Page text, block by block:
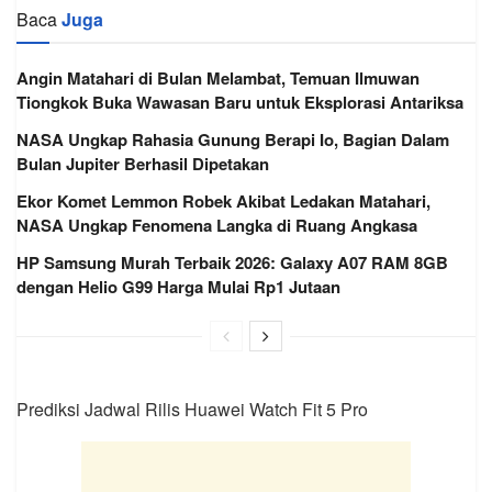
BacaJuga
Angin Matahari di Bulan Melambat, Temuan Ilmuwan
Tiongkok Buka Wawasan Baru untuk Eksplorasi Antariksa
NASA Ungkap Rahasia Gunung Berapi Io, Bagian Dalam
Bulan Jupiter Berhasil Dipetakan
Ekor Komet Lemmon Robek Akibat Ledakan Matahari,
NASA Ungkap Fenomena Langka di Ruang Angkasa
HP Samsung Murah Terbaik 2026: Galaxy A07 RAM 8GB
dengan Helio G99 Harga Mulai Rp1 Jutaan
Prediksi Jadwal Rilis Huawei Watch Fit 5 Pro